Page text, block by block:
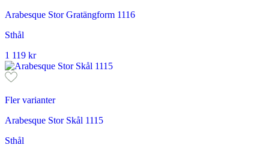
Arabesque Stor Gratängform 1116
Sthål
1 119 kr
Fler varianter
Arabesque Stor Skål 1115
Sthål